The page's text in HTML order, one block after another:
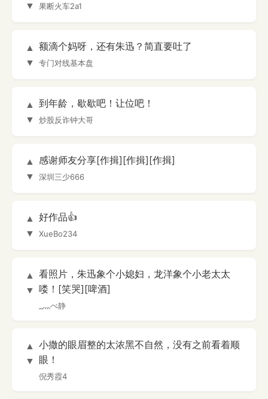
▼
果断火车2a1
▲
▼
额滴个妈呀，还有朱迅？简直要吐了
专门对线基本盘
▲
▼
到年龄，歇歇吧！让位吧！
炒股反诈钟大哥
▲
▼
感谢师友分享[作揖][作揖][作揖]
深圳三少666
▲
▼
好作品👍
XueBo234
▲
▼
看照片，朱迅象个小媳妇，龙洋象个小老太太
喽！[笑哭][啤酒]
_灬べ静
▲
▼
小撒的眼眉整的太浓黑不自然，没有之前看着顺
眼！
倪秀霞4